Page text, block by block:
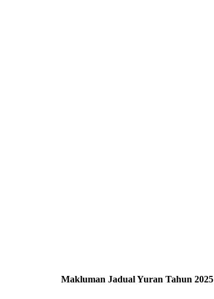
Makluman Jadual Yuran Tahun 2025